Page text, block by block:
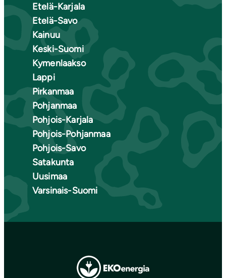
Etelä-Karjala
Etelä-Savo
Kainuu
Keski-Suomi
Kymenlaakso
Lappi
Pirkanmaa
Pohjanmaa
Pohjois-Karjala
Pohjois-Pohjanmaa
Pohjois-Savo
Satakunta
Uusimaa
Varsinais-Suomi